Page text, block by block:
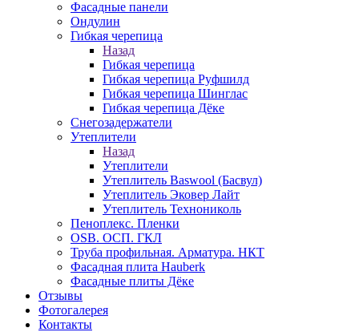
Фасадные панели
Ондулин
Гибкая черепица
Назад
Гибкая черепица
Гибкая черепица Руфшилд
Гибкая черепица Шинглас
Гибкая черепица Дёке
Снегозадержатели
Утеплители
Назад
Утеплители
Утеплитель Baswool (Басвул)
Утеплитель Эковер Лайт
Утеплитель Технониколь
Пеноплекс. Пленки
OSB. ОСП. ГКЛ
Труба профильная. Арматура. НКТ
Фасадная плита Hauberk
Фасадные плиты Дёке
Отзывы
Фотогалерея
Контакты